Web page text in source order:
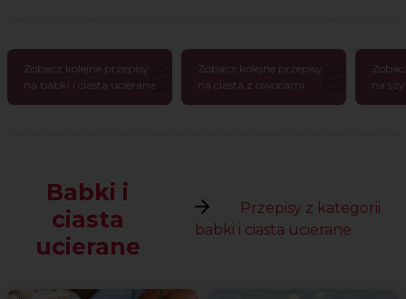
Zobacz kolejne przepisy
na babki i ciasta ucierane
Zobacz kolejne przepisy
na ciasta z owocami
na
Babki i
ciasta
ucierane
Przepisy z kategorii
babki i ciasta ucierane